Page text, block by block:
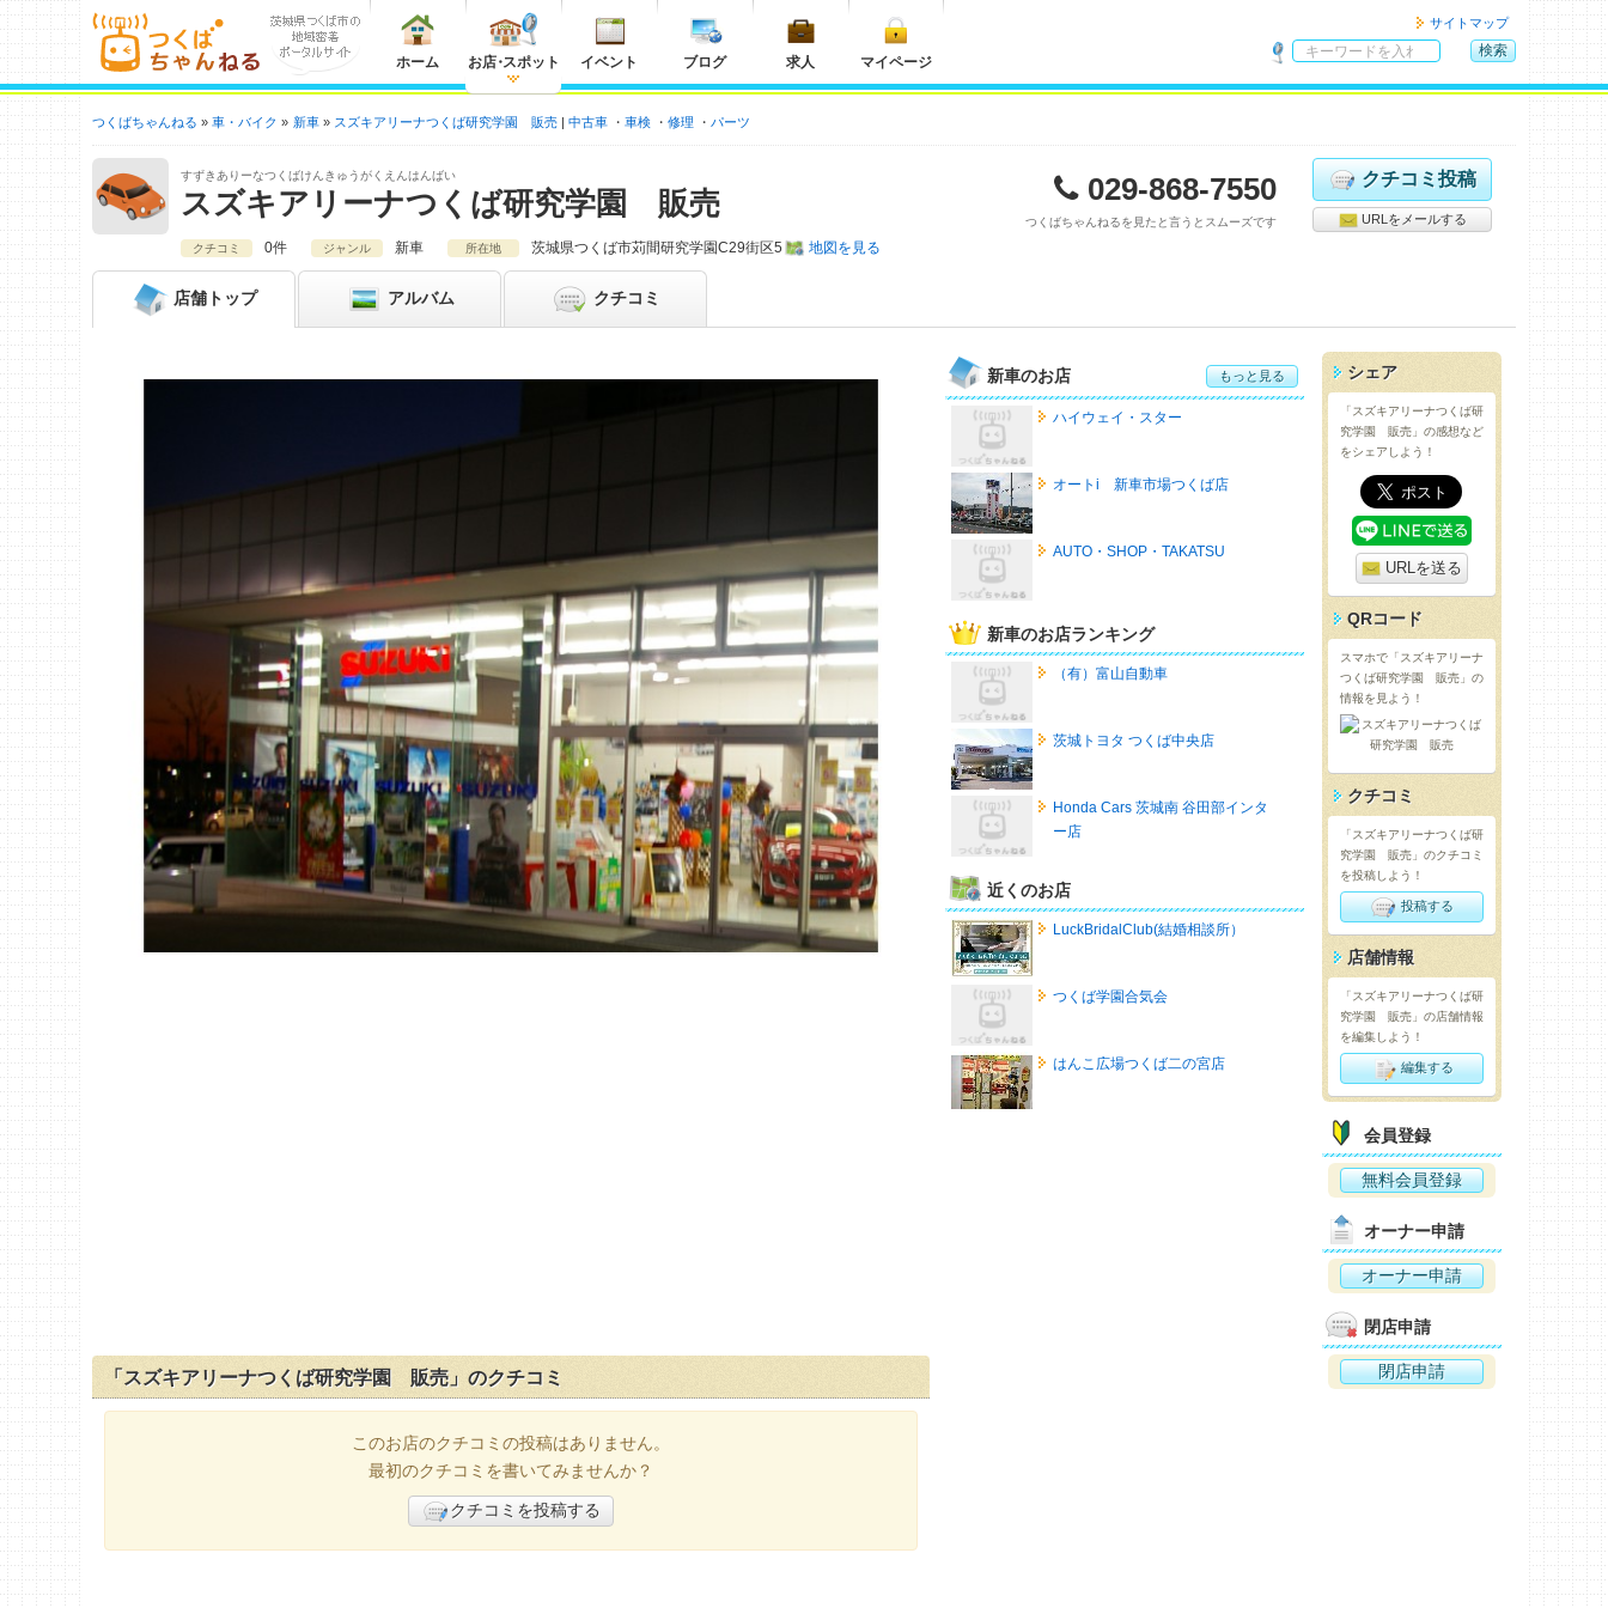
ホーム お店・スポット イベント ブログ 求人 マイページ
サイトマップ
内
索
検索
つくばちゃんねる 車・バイク 新車 スズキアリーナつくば研究学園 販売 中古車 車検 修理 パーツ
すずきありーなつくばけんきゅうがくえんはんばい
スズキアリーナつくば研究学園 販売 029-868-7550
つくばちゃんねるを見たと言うとスムーズです
クチコミ投稿
URLをメールする
クチコミ 0件 ジャンル 新車 所在地 茨城県つくば市苅間研究学園C29街区5 地図を見る
店舗 トップ アルバム クチコミ
「スズキアリーナつくば研究学園 販売」のクチコミ
このお店のクチコミの投稿はありません。
最初のクチコミを書いてみませんか？
クチコミを投稿する
新車のお店 もっと見る
ハイウェイ・スター
オートi 新車市場つくば店
AUTO・SHOP・TAKATSU
新車のお店ランキング
（有）富山自動車
茨城トヨタ つくば中央店
Honda Cars 茨城南 谷田部インタ
ー店
近くのお店
LuckBridalClub(結婚相談所）
つくば学園合気会
はんこ広場つくば二の宮店
シェア
「スズキアリーナつくば研
究学園 販売」の感想など
をシェアしよう！
URLを送る
QRコード
スマホで「スズキアリーナ
つくば研究学園 販売」の
情報を見よう！
クチコミ
「スズキアリーナつくば研
究学園 販売」のクチコミ
を投稿しよう！
投稿する
店舗情報
「スズキアリーナつくば研
究学園 販売」の店舗情報
を編集しよう！
編集する
会員登録
無料会員登録
オーナー申請
オーナー申請
閉店申請
閉店申請